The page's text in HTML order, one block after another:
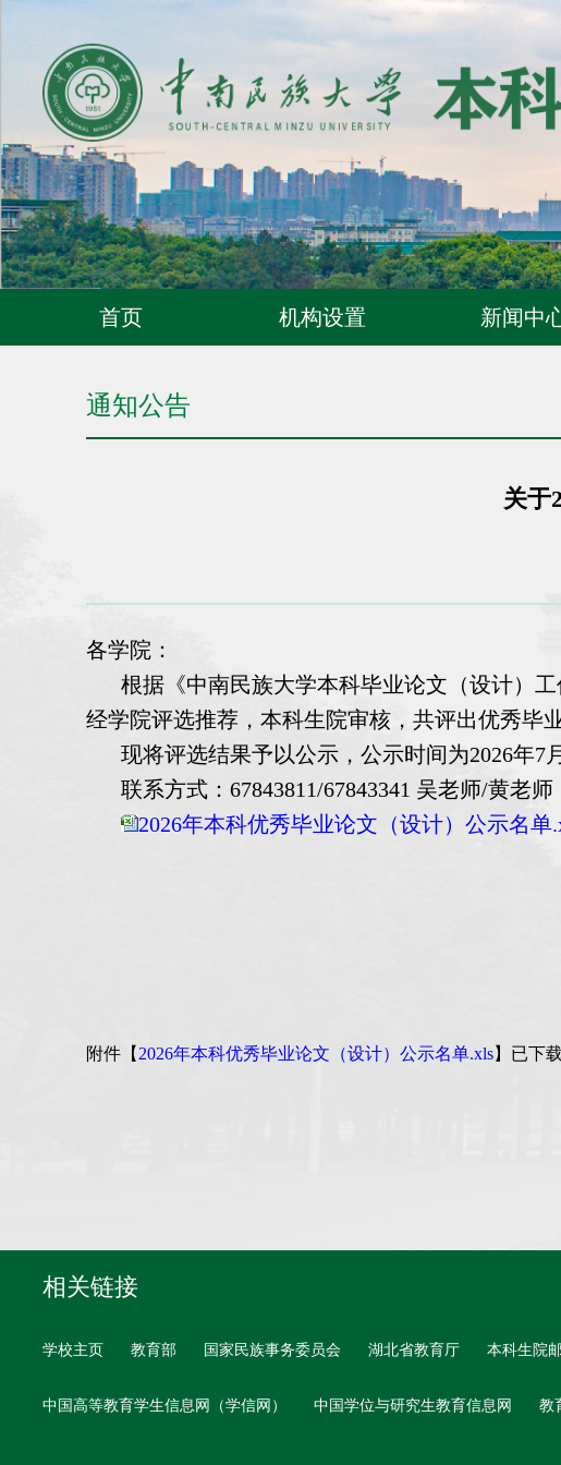
首页 机构设置 新闻中
通知公告
关于
各学院：
根据 《中南民族大学本科毕业论文（设计）
经学院评选推荐，本科生院审核，共评出优秀毕
现将评选结果予以公示，公示时间为2026年7
联系方式：67843811/67843341 吴老师/黄老师
2026年本科优秀毕业论文（设计）公示名单
附件【 2026年本科优秀毕业论文（设计）公示名单.xls】已下载
相关链接
学校主页 教育部 国家民族事务委员会 湖北省教育厅 本科生院
中国高等教育学生信息网（学信网） 中国学位与研究生教育信息网 教